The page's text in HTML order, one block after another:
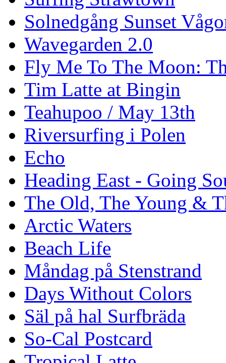
Solnedgång Sunset
Wavegarden 2.0
Fly Me To The Moon:
Tim Latte at Bingin
Teahupoo / May 13th
Riversurfing i Polen
Echo
Heading East - Going
The Old, The Young &
Arctic Waters
Beach Life
Måndag på Stenstrand
Days Without Colors
Säl på hal Surfbräda
So-Cal Postcard